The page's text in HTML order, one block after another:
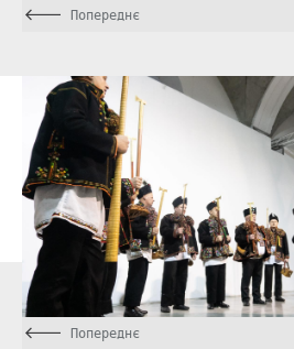
Попереднє
Попереднє